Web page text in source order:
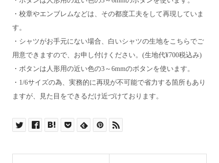
・校章やエンブレムなどは、その都度工夫をして再現していま
す。
・シャツがお手元にない場合、白いシャツの生地をこちらでご
用意できますので、お申し付けください。(生地代¥700税込み)
・ボタンは人形用の近い色の3～6mmのボタンを使います。
・1/6サイズの為、実務的に再現が不可能で省力する箇所もあり
ますが、見た目をできるだけ近づけております。
思い出アフレームは、お子さまの制服・園服・保育園
お子様の思い出を額に入れてインテリアにしてお届け